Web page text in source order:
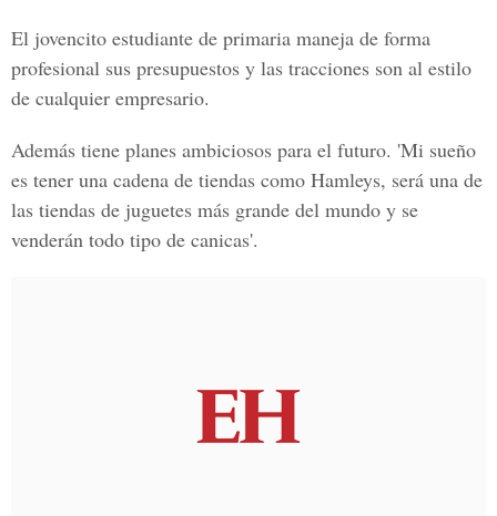
El jovencito estudiante de primaria maneja de forma
profesional sus presupuestos y las tracciones son al estilo
de cualquier empresario.
Además tiene planes ambiciosos para el futuro. 'Mi sueño
es tener una cadena de tiendas como Hamleys, será una de
las tiendas de juguetes más grande del mundo y se
venderán todo tipo de canicas'.